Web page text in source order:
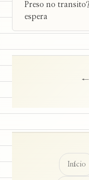
Preso no
espera
←
Início